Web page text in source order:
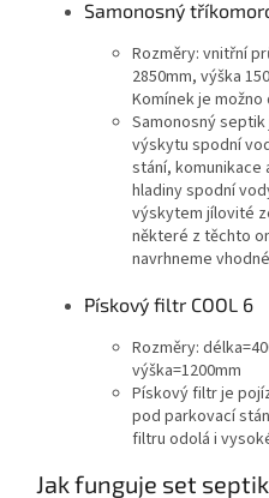
Samonosný
Rozměry: vnitřní
2850mm, výška
Komínek je
Samonosný
výskytu spodní
stání,
hladiny spodní
výskytem jílovité
některé z těchto
navrhneme
Pískový filtr COOL 6
Rozměry:
výška=1200mm
Pískový filtr je
pod parkovací
filtru odolá i
Jak funguje set